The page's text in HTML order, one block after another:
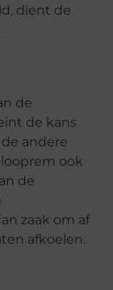
dient de
de
de kans
andere
ook
de
zaak om af
afkoelen.